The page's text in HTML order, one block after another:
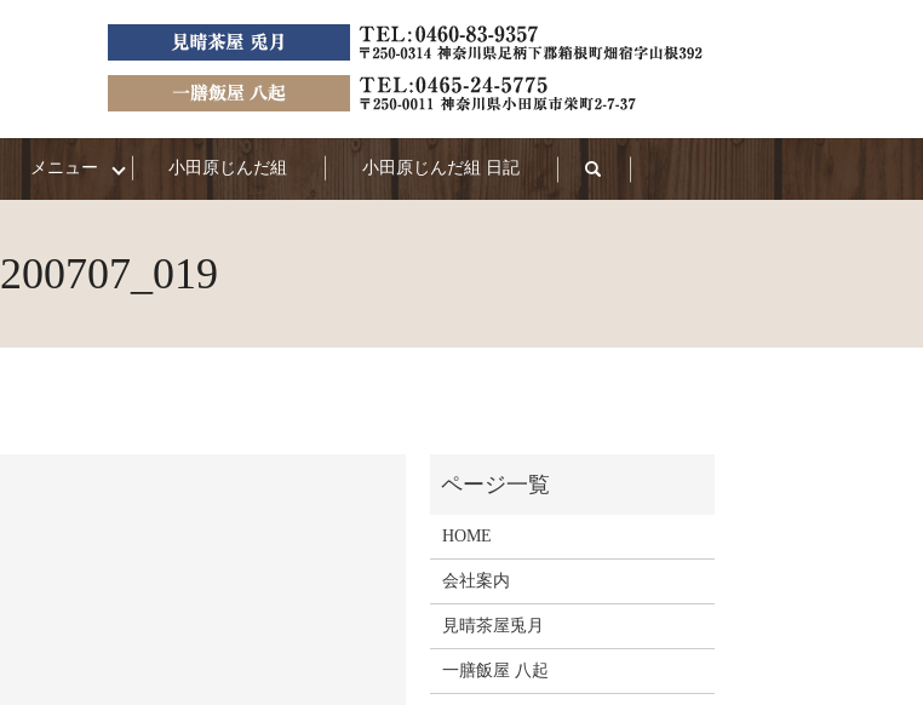
メニュー 小田原じんだ組 小田原じんだ組 日記 search
200707_019
HOME
会社案内
見晴茶屋兎月
一膳飯屋 八起